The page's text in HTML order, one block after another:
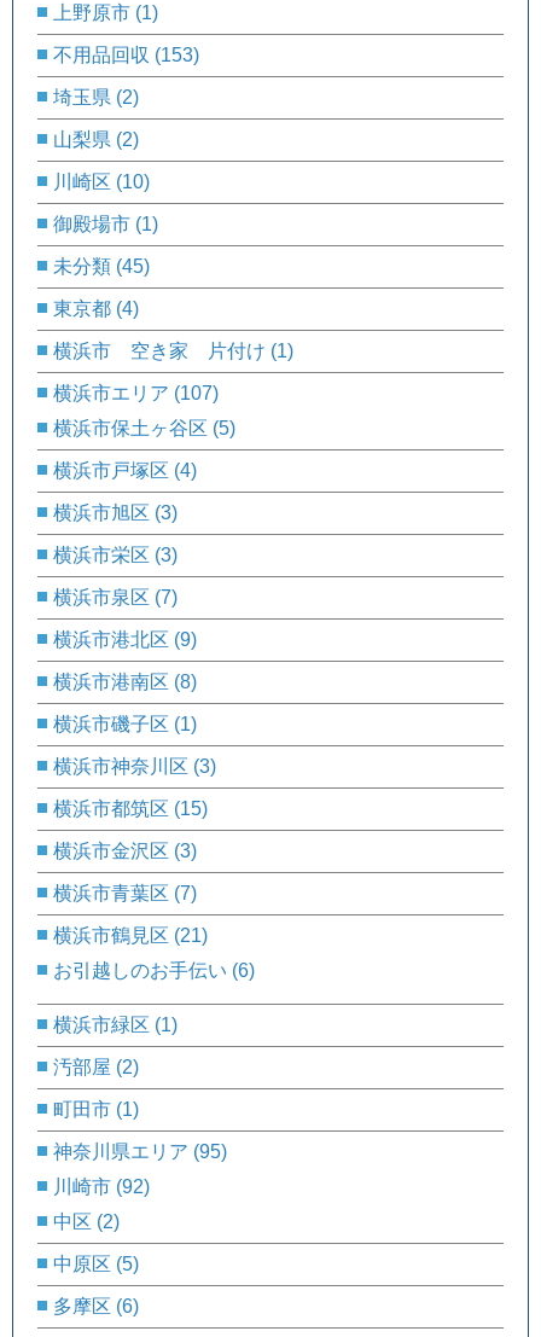
上野原市 (1)
不用品回収 (153)
埼玉県 (2)
山梨県 (2)
川崎区 (10)
御殿場市 (1)
未分類 (45)
東京都 (4)
横浜市 空き家 片付け (1)
横浜市エリア (107)
横浜市保土ヶ谷区 (5)
横浜市戸塚区 (4)
横浜市旭区 (3)
横浜市栄区 (3)
横浜市泉区 (7)
横浜市港北区 (9)
横浜市港南区 (8)
横浜市磯子区 (1)
横浜市神奈川区 (3)
横浜市都筑区 (15)
横浜市金沢区 (3)
横浜市青葉区 (7)
横浜市鶴見区 (21)
お引越しのお手伝い (6)
横浜市緑区 (1)
汚部屋 (2)
町田市 (1)
神奈川県エリア (95)
川崎市 (92)
中区 (2)
中原区 (5)
多摩区 (6)